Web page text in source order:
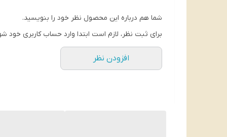
شما هم درباره این محصول نظر خود را بنویسید.
برای ثبت نظر، لازم است ابتدا وارد حساب کاربری خود
افزودن نظر